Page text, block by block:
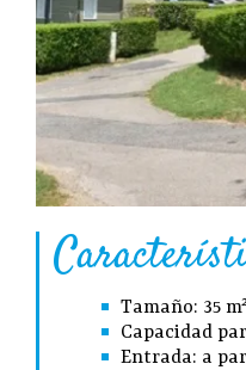
Tamaño: 35
Capacidad
Entrada: a